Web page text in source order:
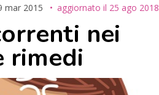
mar 2015 aggiornato il 25 ago 2018
nei
rimedi